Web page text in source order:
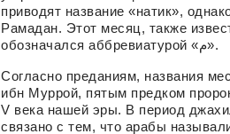
приводят название «натик»,
Рамадан. Этот месяц, также
обозначался аббревиатурой «م».
Согласно преданиям, названия
ибн Муррой, пятым предком
V века нашей эры. В период
связано с тем, что арабы